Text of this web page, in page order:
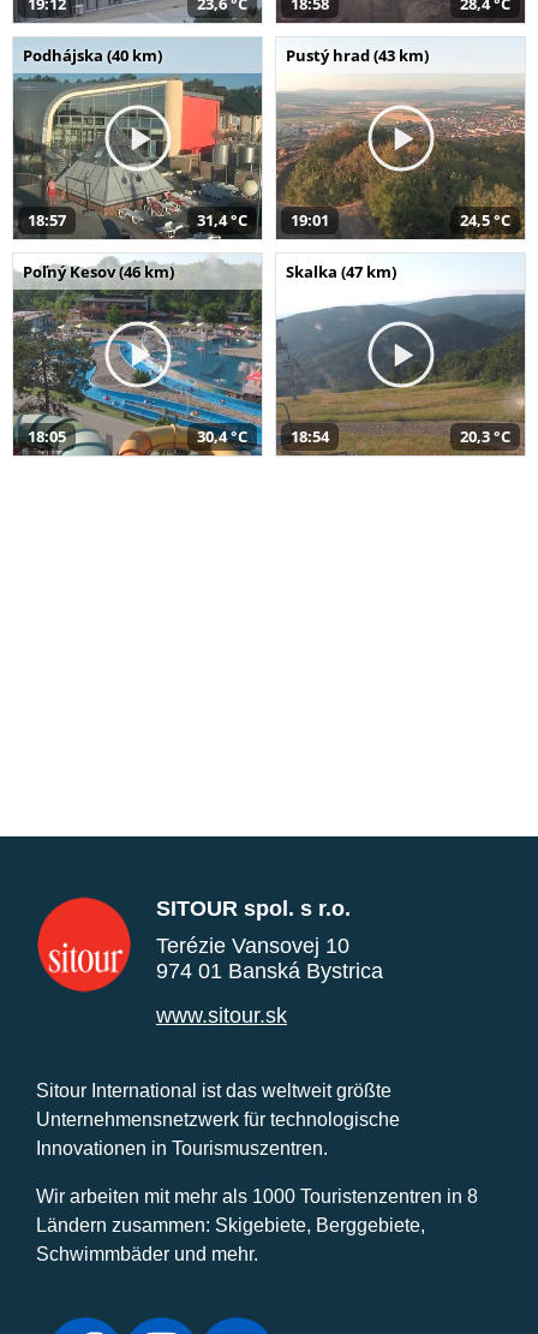
Podhájska (40 km)
18:57 31,4 °C
Pustý hrad (43 km)
19:01 24,5 °C
Poľný Kesov (46 km)
18:05 30,4 °C
Skalka (47 km)
18:54 20,3 °C
SITOUR spol. s r.o.
Terézie Vansovej 10
974 01 Banská Bystrica
www.sitour.sk
Sitour International ist das weltweit größte
Unternehmensnetzwerk für technologische
Innovationen in Tourismuszentren.
Wir arbeiten mit mehr als 1000 Touristenzentren in 8
Ländern zusammen: Skigebiete, Berggebiete,
Schwimmbäder und mehr.